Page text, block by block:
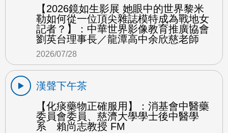
【2026鏡如生影展 她眼中的世界黎米
勒如何從一位頂尖雜誌模特成為戰地女
記者？】：中華世界影像教育推廣協會
劉英台理事長／龍潭高中余欣慈老師
2026/07/28
漢聲下午茶
【化痰藥物正確服用】：消基會中醫藥
委員會委員、慈濟大學學士後中醫學
系 賴尚志教授 FM